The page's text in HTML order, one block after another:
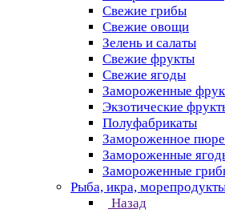
Свежие грибы
Свежие овощи
Зелень и салаты
Свежие фрукты
Свежие ягоды
Замороженные
Экзотические
Полуфабрикаты
Замороженное
Замороженные
Замороженные
Рыба, икра,
Назад